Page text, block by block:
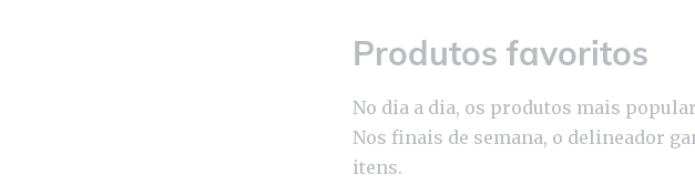
Produtos favoritos
No dia a dia, os produtos mais
Nos finais de semana, o delineador
itens.